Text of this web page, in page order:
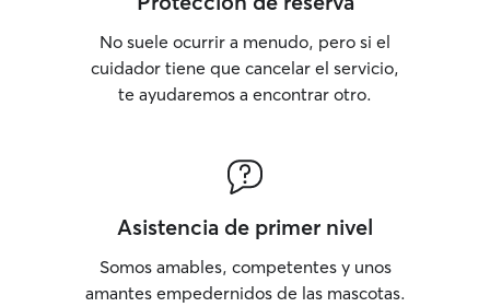
No suele ocurrir a menudo, pero si el
cuidador tiene que cancelar el servicio,
te ayudaremos a encontrar otro.
Asistencia de primer nivel
Somos amables, competentes y unos
amantes empedernidos de las mascotas.